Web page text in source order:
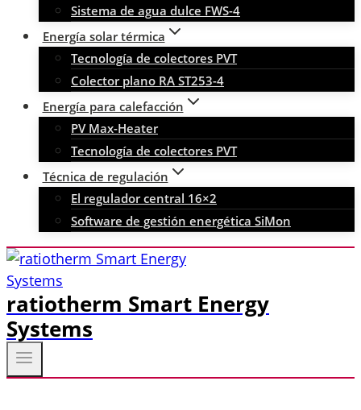
Sistema de agua dulce FWS-4
Energía solar térmica
Tecnología de colectores PVT
Colector plano RA ST253-4
Energía para calefacción
PV Max-Heater
Tecnología de colectores PVT
Técnica de regulación
El regulador central 16×2
Software de gestión energética SiMon
ratiotherm Smart Energy
Systems